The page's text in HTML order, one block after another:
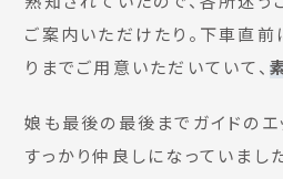
ご案内いただけたり。下車直前
りまでご用意いただいていて、
娘も最後の最後までガイドのエ
すっかり仲良しになっていました